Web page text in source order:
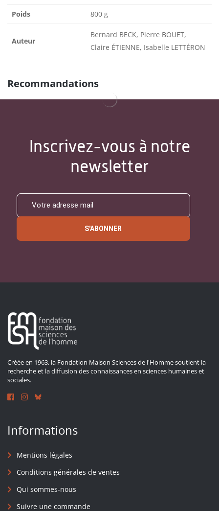
Poids 800 g
Auteur
Bernard BECK, Pierre BOUET,
Claire ÉTIENNE, Isabelle LETTÉRON
Recommandations
Inscrivez-vous à notre
newsletter
S'ABONNER
Créée en 1963, la Fondation Maison Sciences de l'Homme soutient la
recherche et la diffusion des connaissances en sciences humaines et
sociales.
Informations
Mentions légales
Conditions générales de ventes
Qui sommes-nous
Suivre une commande